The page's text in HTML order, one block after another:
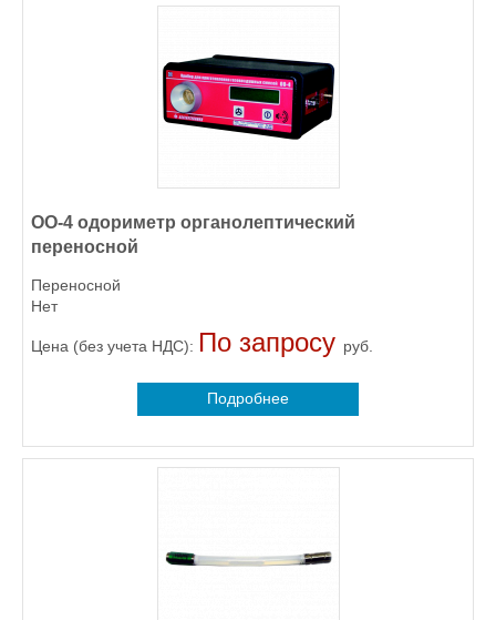
ОО-4 одориметр органолептический
переносной
Переносной
Нет
Цена (без учета НДС): По запросу руб.
Подробнее